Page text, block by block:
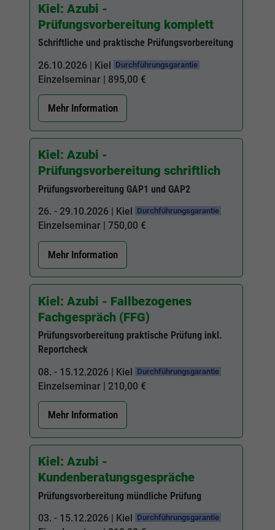
Kiel: Azubi -
Prüfungsvorbereitung komplett
Schriftliche und praktische Prüfungsvorbereitung
26.10.2026 | Kiel Durchführungsgarantie
Einzelseminar | 895,00 €
Mehr Information
Kiel: Azubi -
Prüfungsvorbereitung schriftlich
Prüfungsvorbereitung GAP1 und GAP2
26. - 29.10.2026 | Kiel
Durchführungsgarantie
Einzelseminar | 750,00 €
Mehr Information
Kiel: Azubi - Fallbezogenes
Fachgespräch (FFG)
Prüfungsvorbereitung praktische Prüfung inkl.
Reportcheck
08. - 15.12.2026 | Kiel Durchführungsgarantie
Einzelseminar | 210,00 €
Mehr Information
Kiel: Azubi -
Kundenberatungsgespräche
Prüfungsvorbereitung mündliche Prüfung
03. - 15.12.2026 | Kiel
Durchführungsgarantie